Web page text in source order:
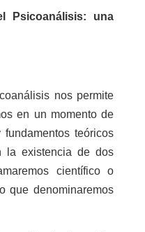
Psicoanálisis: una
nos permite
en un momento de
teóricos
la existencia de dos
científico o
que denominaremos